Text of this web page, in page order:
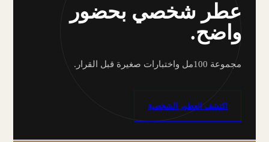
عطر شخصي بحضور
واضح.
مجموعة 100مل واختبارات صغيرة قبل القرار.
اكتشف العطور الشخصية